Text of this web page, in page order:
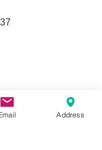
Address